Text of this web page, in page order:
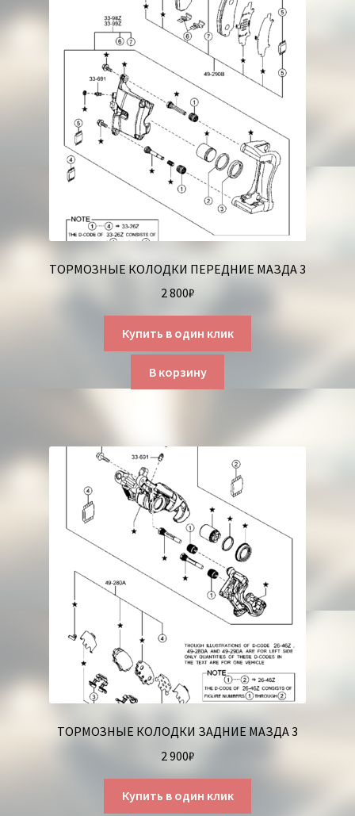
ТОРМОЗНЫЕ КОЛОДКИ ПЕРЕДНИЕ МАЗДА 3
2 800₽
Купить в один клик
В корзину
ТОРМОЗНЫЕ КОЛОДКИ ЗАДНИЕ МАЗДА 3
2 900₽
Купить в один клик